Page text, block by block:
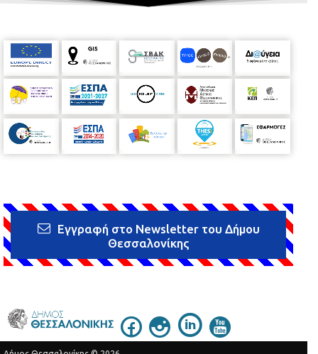
Εγγραφή στο Newsletter του Δήμου
Θεσσαλονίκης